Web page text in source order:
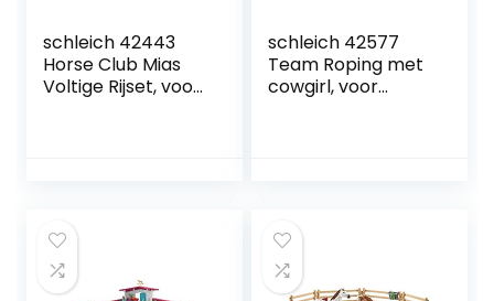
schleich 42443
Horse Club Mias
Voltige Rijset, voor
schleich 42577
Team Roping met
cowgirl, voor